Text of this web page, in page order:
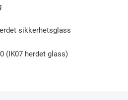
sikkerhetsglass
(IK07 herdet glass)